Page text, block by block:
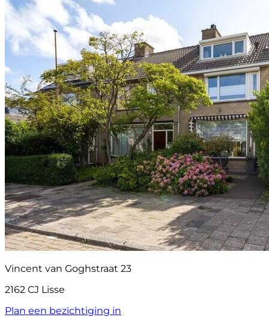
Vincent van Goghstraat 23
2162 CJ Lisse
Plan een bezichtiging in